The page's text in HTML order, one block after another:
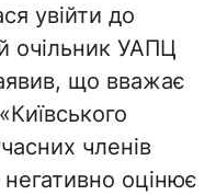
увійти до
очільник УАПЦ
що вважає
членів
оцінює